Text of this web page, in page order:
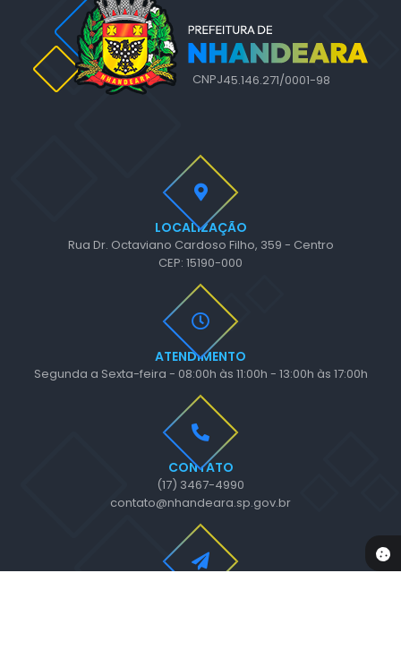
LOCALIZAÇÃO
Rua Dr. Octaviano Cardoso Filho, 359 - Centro
CEP: 15190-000
CONTATO
(17) 3467-4990
contato@nhandeara.sp.gov.br
ATENDIMENTO
Segunda a Sexta-feira - 08:00h às 11:00h - 13:00h às 17:00h
CNPJ45.146.271/0001-98